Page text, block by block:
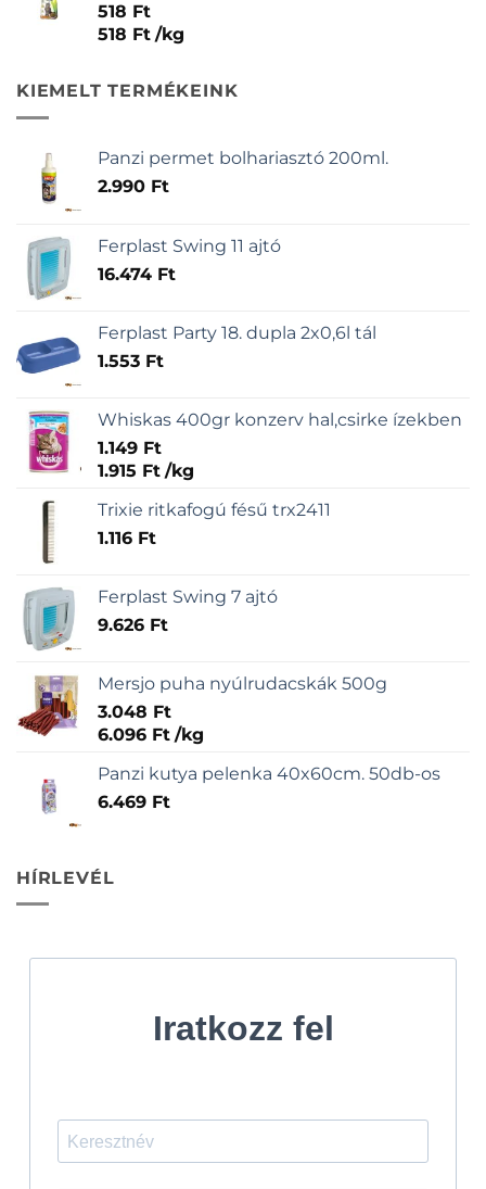
518 Ft
518 Ft /kg
KIEMELT TERMÉKEINK
Panzi permet bolhariasztó 200ml.
2.990 Ft
Ferplast Swing 11 ajtó
16.474 Ft
Ferplast Party 18. dupla 2x0,6l tál
1.553 Ft
Whiskas 400gr konzerv hal,csirke ízekben
1.149 Ft
1.915 Ft /kg
Trixie ritkafogú fésű trx2411
1.116 Ft
Ferplast Swing 7 ajtó
9.626 Ft
Mersjo puha nyúlrudacskák 500g
3.048 Ft
6.096 Ft /kg
Panzi kutya pelenka 40x60cm. 50db-os
6.469 Ft
HÍRLEVÉL
Iratkozz fel